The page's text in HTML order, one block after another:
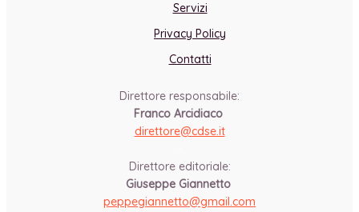
Servizi
Privacy Policy
Contatti
Direttore responsabile:
Franco Arcidiaco
direttore@cdse.it
Direttore editoriale:
Giuseppe Giannetto
peppegiannetto@gmail.com